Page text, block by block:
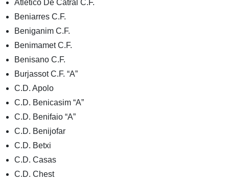
Atletico De Catral C.F.
Beniarres C.F.
Beniganim C.F.
Benimamet C.F.
Benisano C.F.
Burjassot C.F. “A”
C.D. Apolo
C.D. Benicasim “A”
C.D. Benifaio “A”
C.D. Benijofar
C.D. Betxi
C.D. Casas
C.D. Chest